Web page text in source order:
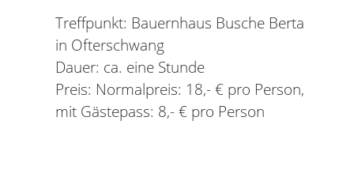
Treffpunkt: Bauernhaus Busche Berta
in Ofterschwang
Dauer: ca. eine Stunde
Preis: Normalpreis: 18,- € pro Person,
mit Gästepass: 8,- € pro Person